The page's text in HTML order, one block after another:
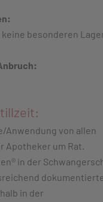
besonderen
Anwendung von allen
Apotheker um Rat.
in der
in der